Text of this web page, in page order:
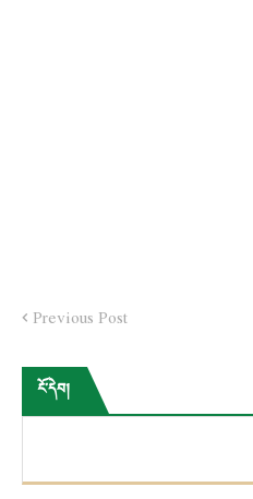
Previous Post
ངོ་དེབ།